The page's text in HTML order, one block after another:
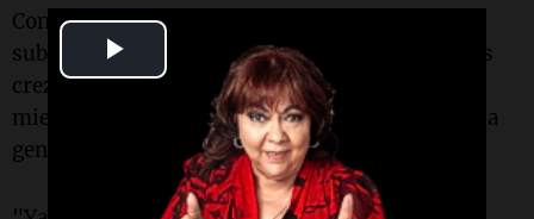
Video
Consultado sobre la solución, afirmó que los
subsidios tienen que desaparecer cuando el país
crezca, ya que le parecen injustos, pero que,
mientras tanto, tienen que continuar, porque "la
gente no puede pagar el boleto a precio real".